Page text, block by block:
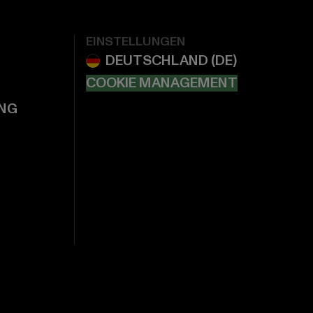
EINSTELLUNGEN
COOKIE MANAGEMENT